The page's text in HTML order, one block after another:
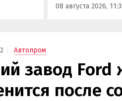
сборки, стоящие
08 августа 2026,
Автопром
завод Ford
после